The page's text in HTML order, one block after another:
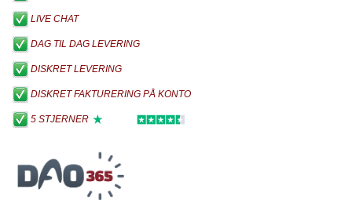
LIVE CHAT
DAG TIL DAG LEVERING
DISKRET LEVERING
DISKRET FAKTURERING PÅ KONTO
5 STJERNER